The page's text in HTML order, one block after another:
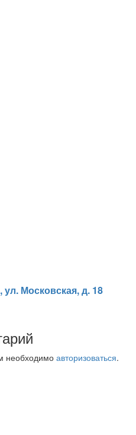
Московская, д. 18
необходимо авторизоваться.